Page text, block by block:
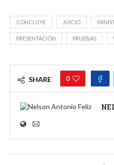
CONCLUYE JUICIO
PRESENTACIÓN PRUEBAS
SHARE 0